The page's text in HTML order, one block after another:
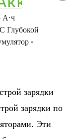
А·ч
Глубокой
-
зарядки
зарядки по
Эти